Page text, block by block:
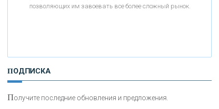
«НАЦИОНАЛЬНЫЙ КЛИРИНГОВЫЙ ЦЕНТР»
«ФК ОТКРЫТИЕ»
позволяющих им завоевать все более сложный рынок.
ПОДПИСКА
Получите последние обновления и предложения.